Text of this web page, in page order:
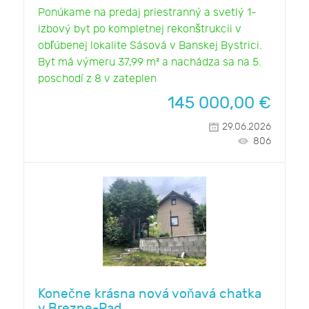
Ponúkame na predaj priestranný a svetlý 1-
izbový byt po kompletnej rekonštrukcii v
obľúbenej lokalite Sásová v Banskej Bystrici.
Byt má výmeru 37,99 m² a nachádza sa na 5.
poschodí z 8 v zateplen
145 000,00 €
29.06.2026
806
Konečne krásna nová voňavá chatka